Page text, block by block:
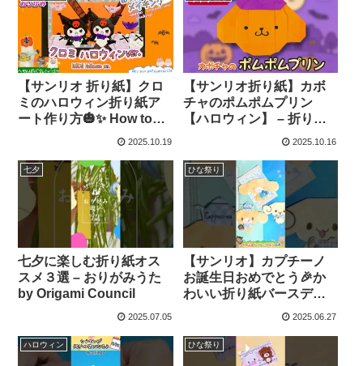
ル – へやんぽっぐらしチ
ャンネル【人気キャラ折
り紙(Popular character
origami)】
【サンリオ 折り紙】クロ
ミのハロウィン折り紙ア
ート作り方🎃✨️ How to
make 〝Sanrio KUROMI
art – へやんぽっぐらしチ
ャンネル【人気キャラ折
り紙(Popular character
origami)】
2025.10.19
【サンリオ折り紙】カボ
チャのポムポムプリン
【ハロウィン】 – 折り紙
2025.10.16
七夕
七夕に楽しむ折り紙オス
スメ３選 – おりがみうた
by Origami Council
2025.07.05
ひな祭り
【サンリオ】カプチーノ
お誕生日おめでとう🎉か
わいい折り紙バースデー
カード作ってみた✨️
ン #折り紙 #ハッピーバー
スデー #へやんぽっぐらし
2025.06.27
ハロウィン ひな祭り